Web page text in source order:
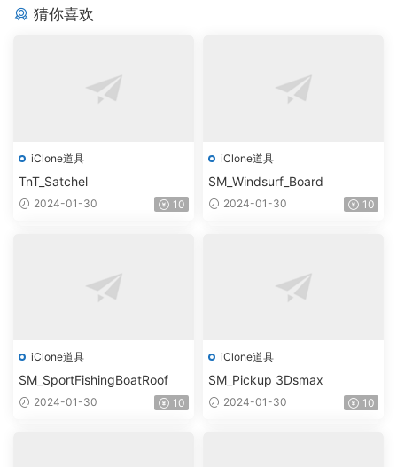
猜你喜欢
iClone道具
TnT_Satchel
2024-01-30 10
iClone道具
SM_Windsurf_Board
2024-01-30 10
iClone道具
SM_SportFishingBoatRoof
2024-01-30 10
iClone道具
SM_Pickup 3Dsmax
2024-01-30 10